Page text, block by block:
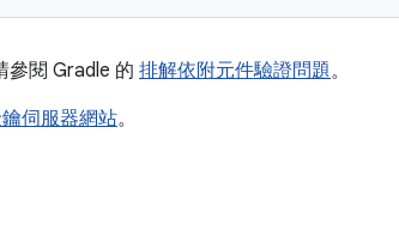
參閱 Gradle 的 排解依附元件驗證問題。
伺服器網站。